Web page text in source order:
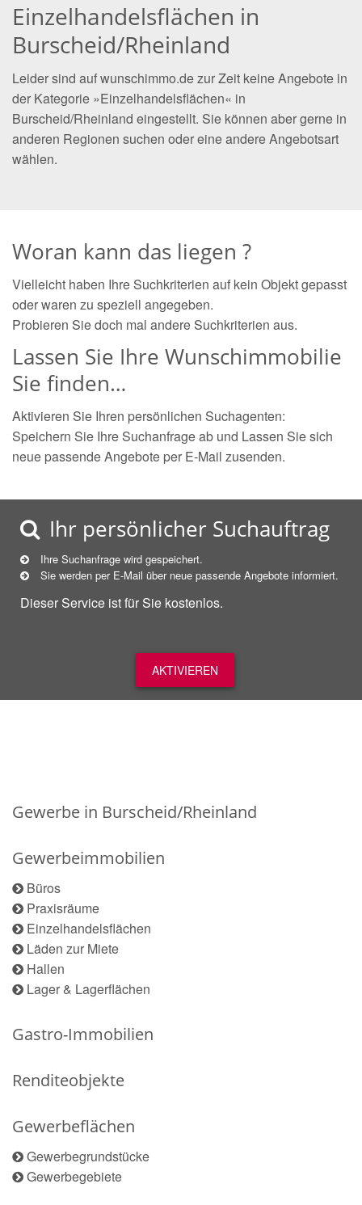
Einzelhandelsflächen in
Burscheid/Rheinland
Leider sind auf wunschimmo.de zur Zeit keine Angebote in
der Kategorie »Einzelhandelsflächen« in
Burscheid/Rheinland eingestellt. Sie können aber gerne in
anderen Regionen suchen oder eine andere Angebotsart
wählen.
Woran kann das liegen ?
Vielleicht haben Ihre Suchkriterien auf kein Objekt gepasst
oder waren zu speziell angegeben.
Probieren Sie doch mal andere Suchkriterien aus.
Lassen Sie Ihre Wunschimmobilie
Sie finden…
Aktivieren Sie Ihren persönlichen Suchagenten:
Speichern Sie Ihre Suchanfrage ab und Lassen Sie sich
neue passende Angebote per E-Mail zusenden.
Ihr persönlicher Suchauftrag
Ihre Suchanfrage wird gespeichert.
Sie werden per E-Mail über neue passende Angebote informiert.
Dieser Service ist für Sie kostenlos.
AKTIVIEREN
Gewerbe in Burscheid/Rheinland
Gewerbeimmobilien
Büros
Praxisräume
Einzelhandelsflächen
Läden zur Miete
Hallen
Lager & Lagerflächen
Gastro-Immobilien
Renditeobjekte
Gewerbeflächen
Gewerbegrundstücke
Gewerbegebiete